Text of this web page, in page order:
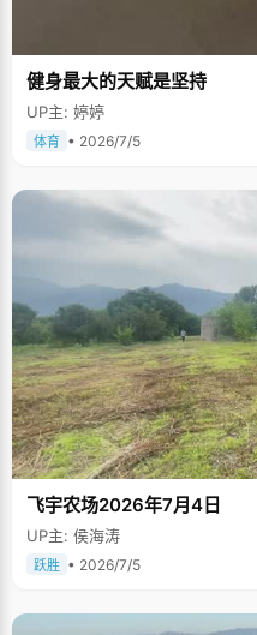
健身最大的天赋是坚持
UP主: 婷婷
体育 • 2026/7/5
飞宇农场2026年7月4日
UP主: 侯海涛
跃胜 • 2026/7/5